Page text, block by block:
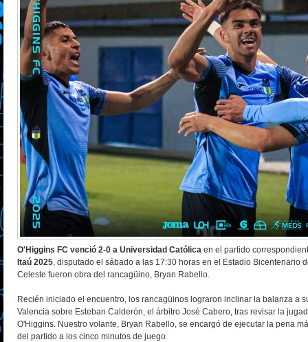
O'Higgins FC venció 2-0 a Universidad Católica en el partido
Itaú 2025, disputado el sábado a las 17:30 horas en el Estadio Bicentenario
Celeste fueron obra del rancagüino, Bryan Rabello.
Recién iniciado el encuentro, los rancagüinos lograron inclinar la balanza a
Valencia sobre Esteban Calderón, el árbitro José Cabero, tras revisar la
O'Higgins. Nuestro volante, Bryan Rabello, se encargó de ejecutar la pena
del partido a los cinco minutos de juego.